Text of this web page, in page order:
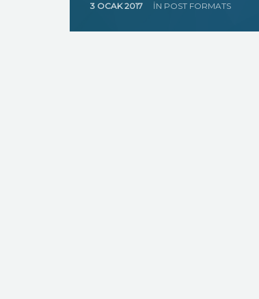
3 OCAK 2017 IN POST FORMATS